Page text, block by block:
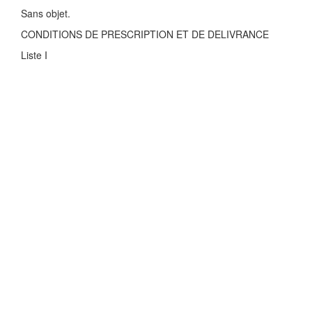
Sans objet.
CONDITIONS DE PRESCRIPTION ET DE DELIVRANCE
Liste I